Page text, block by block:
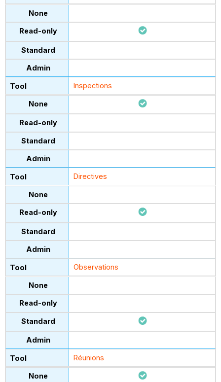
Inspections
Directives
Observations
Réunions